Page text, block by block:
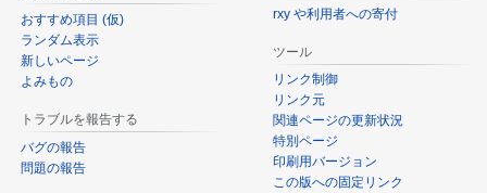
おすすめ項目 (仮)
ランダム表示
新しいページ
よみもの
トラブルを報告する
バグの報告
問題の報告
rxy や利用者への寄付
ツール
リンク制御
リンク元
関連ページの更新状況
特別ページ
印刷用バージョン
この版への固定リンク